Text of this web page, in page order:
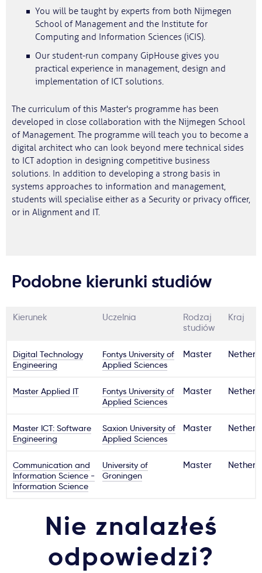
You will be taught by experts from both Nijmegen
School of Management and the Institute for
Computing and Information Sciences (iCIS).
Our student-run company GipHouse gives you
practical experience in management, design and
implementation of ICT solutions.
The curriculum of this Master's programme has been
developed in close collaboration with the Nijmegen School
of Management. The programme will teach you to become a
digital architect who can look beyond mere technical sides
to ICT adoption in designing competitive business
solutions. In addition to developing a strong basis in
systems approaches to information and management,
students will specialise either as a Security or privacy officer,
or in Alignment and IT.
Podobne kierunki studiów
Kierunek Uczelnia
Rodzaj
studiów
Kraj
Digital Technology
Engineering
Fontys University of
Applied Sciences
Master
Master Applied IT
Fontys University of
Applied Sciences
Master
Master ICT: Software
Engineering
Saxion University of
Applied Sciences
Master
Communication and
Information Science -
Information Science
University of
Groningen
Master
Nie znalazłeś
odpowiedzi?